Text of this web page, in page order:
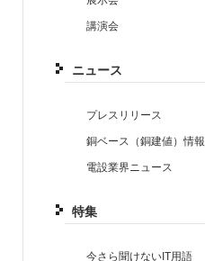
講演会
ニュース
プレスリリース
銅ベース（銅建値）情報
電設業界ニュース
特集
今さら聞けないIT用語